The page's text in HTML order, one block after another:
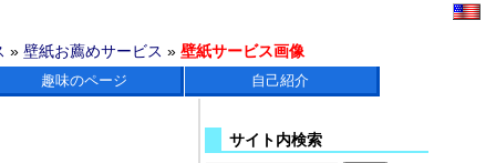
»壁紙お薦めサービス »壁紙サービス画像
趣味のページ 自己紹介
サイト内検索